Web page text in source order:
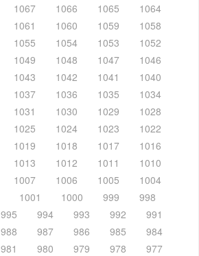
1067 1066 1065
1064
1061 1060 1059
1058
1055 1054 1053
1052
1049 1048 1047
1046
1043 1042 1041
1040
1037 1036 1035
1034
1031 1030 1029
1028
1025 1024 1023
1022
1019 1018 1017
1016
1013 1012 1011
1010
1007 1006 1005
1004
1001 1000 999
998
995 994 993 992
991
988 987 986 985
984
981 980 979 978
977